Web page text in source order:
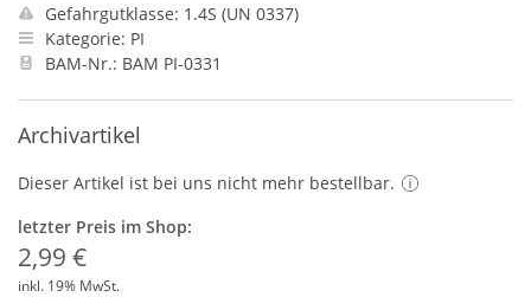
Gefahrgutklasse: 1.4S (UN 0337)
Kategorie: PI
BAM-Nr.: BAM PI-0331
Archivartikel
Dieser Artikel ist bei uns nicht mehr bestellbar.
letzter Preis im Shop:
2,99 €
inkl. 19% MwSt.